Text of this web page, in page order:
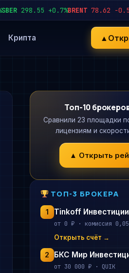
298.55 +0.7% BRENT 78.62 −0.5% GOLD
Крипта ▲
Топ-10
Сравнили 23 площадки
лицензиям и
▲ Открыть
ТОП-3 БРОКЕРА
1 Tinkoff Инвестиции
от 0 ₽ · комиссия
Открыть счёт →
2 БКС Мир
от 30 000 ₽ · QUIK